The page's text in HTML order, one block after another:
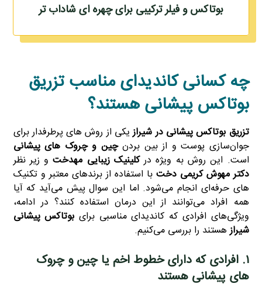
بوتاکس و فیلر ترکیبی برای چهره ای شاداب تر
چه کسانی کاندیدای مناسب تزریق
بوتاکس پیشانی هستند؟
تزریق بوتاکس پیشانی در شیرازیکی از روش‌ های پرطرفدار برای
جوان‌سازی پوست و از بین بردنچین و چروک‌ های پیشانی
است. این روش به‌ ویژه درکلینیک زیبایی مهدختو زیر نظر
دکتر مهوش کریمی دخت با استفاده از برندهای معتبر و تکنیک‌
های حرفه‌ای انجام می‌شود. اما این سوال پیش می‌آید که آیا
همه افراد می‌توانند از این درمان استفاده کنند؟ در ادامه،
ویژگی‌های افرادی که کاندیدای مناسبی برای بوتاکس پیشانی
شیرازهستند را بررسی می‌کنیم.
۱. افرادی که دارای خطوط اخم یا چین و چروک‌
های پیشانی هستند